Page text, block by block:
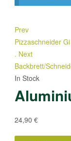
Prev
Pizzaschneider
. Next
Backbrett/
In Stock
24,90 €